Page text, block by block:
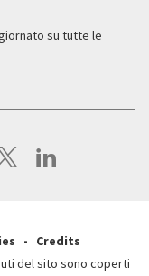
su tutte le
Credits
del sito sono coperti